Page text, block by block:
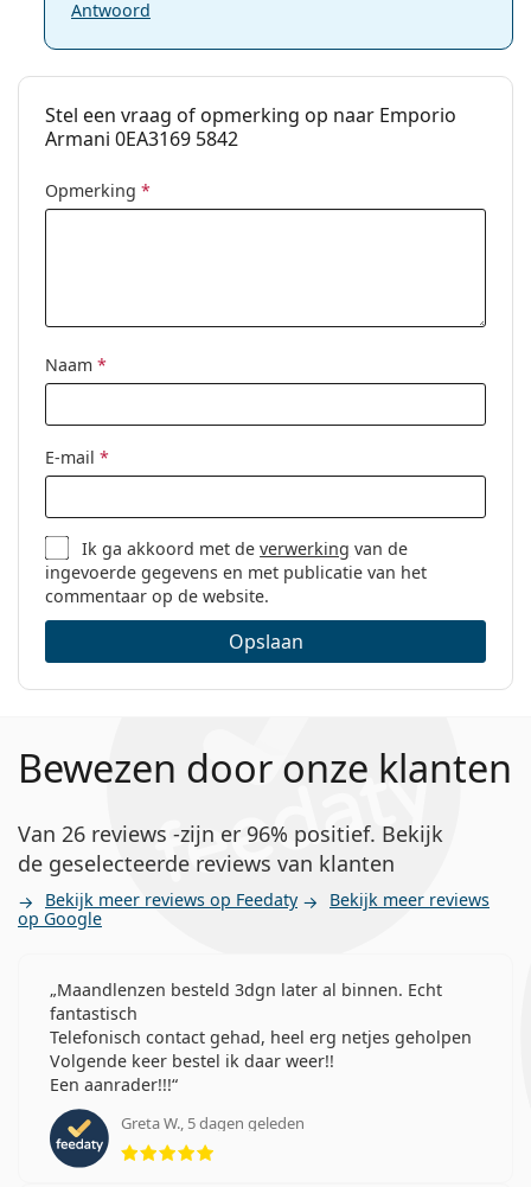
Antwoord
Stel een vraag of opmerking op naar Emporio
Armani 0EA3169 5842
Opmerking *
Naam *
E-mail *
Ik ga akkoord met deverwerking van de
ingevoerde gegevens en met publicatie van het
commentaar op de website.
Opslaan
Bewezen door onze klanten
Van 26 reviews -zijn er 96% positief. Bekijk
de geselecteerde reviews van klanten
Bekijk meer reviews op Feedaty Bekijk meer reviews
op Google
Maandlenzen besteld 3dgn later al binnen. Echt
fantastisch
Telefonisch contact gehad, heel erg netjes geholpen
Volgende keer bestel ik daar weer!!
Een aanrader!!!
Greta W., 5 dagen geleden
Beoordeling 5 van 5